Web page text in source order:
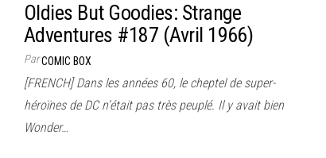
Oldies But Goodies: Strange
Adventures #187 (Avril 1966)
ParCOMIC BOX
[FRENCH] Dans les années 60, le cheptel de super-
héroïnes de DC n’était pas très peuplé. Il y avait bien
Wonder…